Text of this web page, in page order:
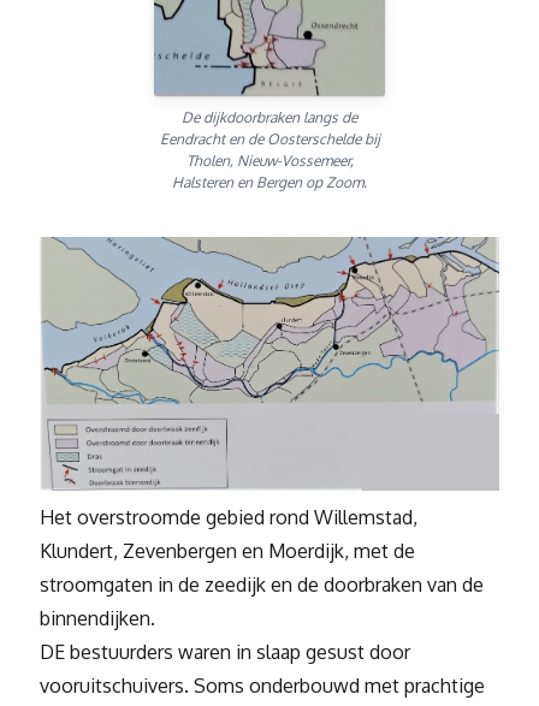
De dijkdoorbraken langs de
Eendracht en de Oosterschelde bij
Tholen, Nieuw-Vossemeer,
Halsteren en Bergen op Zoom.
Het overstroomde gebied rond Willemstad,
Klundert, Zevenbergen en Moerdijk, met de
stroomgaten in de zeedijk en de doorbraken van de
binnendijken.
DE bestuurders waren in slaap gesust door
vooruitschuivers. Soms onderbouwd met prachtige